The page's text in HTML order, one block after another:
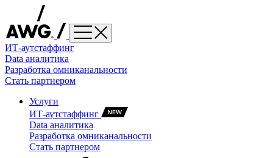
ИТ-аутстаффинг
Data аналитика
Разработка омниканальности
Стать партнером
Услуги
ИТ-аутстаффинг
Data аналитика
Разработка омниканальности
Стать партнером